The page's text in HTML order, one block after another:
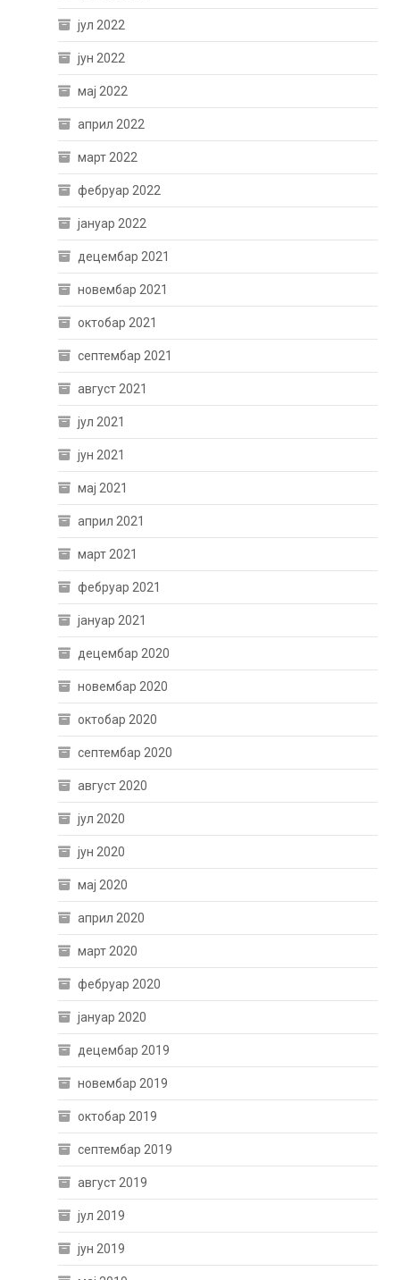
јул 2022
јун 2022
мај 2022
април 2022
март 2022
фебруар 2022
јануар 2022
децембар 2021
новембар 2021
октобар 2021
септембар 2021
август 2021
јул 2021
јун 2021
мај 2021
април 2021
март 2021
фебруар 2021
јануар 2021
децембар 2020
новембар 2020
октобар 2020
септембар 2020
август 2020
јул 2020
јун 2020
мај 2020
април 2020
март 2020
фебруар 2020
јануар 2020
децембар 2019
новембар 2019
октобар 2019
септембар 2019
август 2019
јул 2019
јун 2019